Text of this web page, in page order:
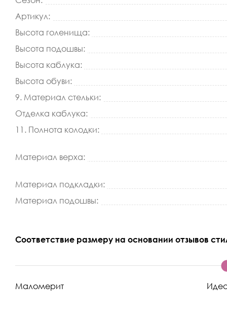
Артикул:
Высота голенища:
Высота подошвы:
Высота каблука:
Высота обуви:
9. Материал стельки:
Отделка каблука:
11. Полнота колодки:
Материал верха:
Материал подкладки:
Материал подошвы:
Соответствие размеру на основании отзывов
Маломерит